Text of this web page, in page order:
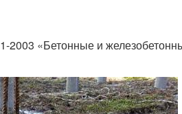
2003 «Бетонные и